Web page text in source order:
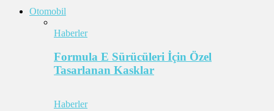
Otomobil
Haberler
Formula E Sürücüleri İçin Özel
Tasarlanan Kasklar
Haberler